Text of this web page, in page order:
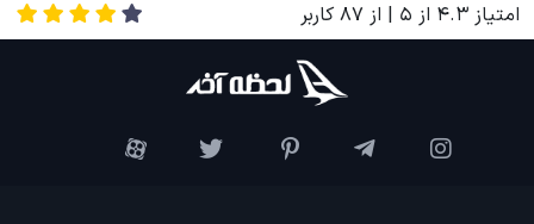
امتیاز 4.3 از 5 | از 87 کاربر